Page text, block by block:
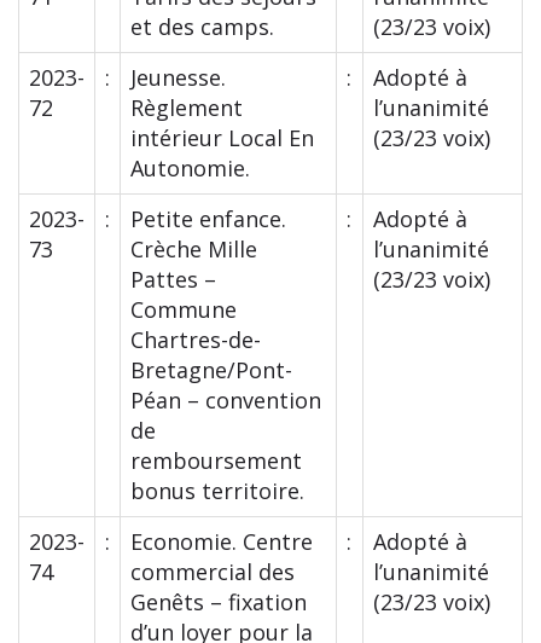
et des camps.
(23/23 voix)
2023-
72
:
Jeunesse.
Règlement
intérieur Local En
Autonomie.
:
Adopté à
l’unanimité
(23/23 voix)
2023-
73
:
Petite enfance.
Crèche Mille
Pattes –
Commune
Chartres-de-
Bretagne/Pont-
Péan – convention
de
remboursement
bonus territoire.
:
Adopté à
l’unanimité
(23/23 voix)
2023-
74
:
Economie. Centre
commercial des
Genêts – fixation
d’un loyer pour la
:
Adopté à
l’unanimité
(23/23 voix)